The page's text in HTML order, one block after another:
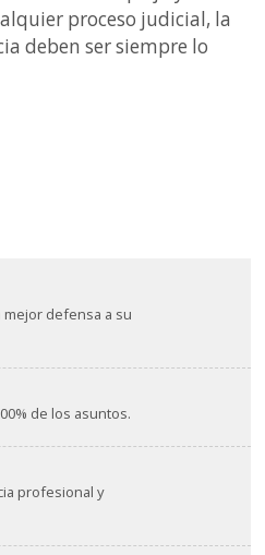
proceso judicial, la
deben ser siempre lo
mejor defensa a su
de los asuntos.
profesional y